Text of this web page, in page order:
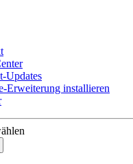
Updates
Erweiterung installieren